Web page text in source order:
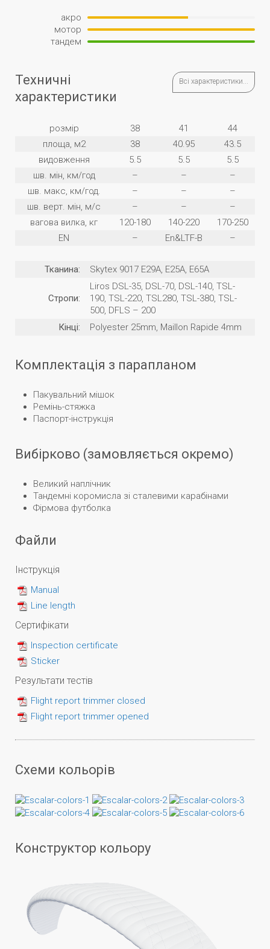
акро
мотор
тандем
Техничні
характеристики
Всі характеристики...
розмір 38 41
44
площа, м2
38 40.95
43.5
видовження
5.5 5.5
5.5
шв. мін, км/год
– –
–
шв. макс, км/год.
– –
–
шв. верт. мін, м/с
– –
–
вагова вилка, кг
120-180 140-220
170-250
EN
– En&LTF-B –
Тканина: Skytex 9017 E29A, E25A, E65A
Стропи:
Liros DSL-35, DSL-70, DSL-140, TSL-
190, TSL-220, TSL280, TSL-380, TSL-
500, DFLS – 200
Кінці:
Polyester 25mm, Maillon Rapide 4mm
Комплектація з парапланом
Пакувальний мішок
Ремінь-стяжка
Паспорт-інструкція
Вибірково (замовляється окремо)
Великий наплічник
Тандемні коромисла зі сталевими карабінами
Фірмова футболка
Файли
Інструкція
Manual
Line length
Сертифікати
Inspection certificate
Sticker
Результати тестів
Flight report trimmer closed
Flight report trimmer opened
Схеми кольорів
Конструктор кольору